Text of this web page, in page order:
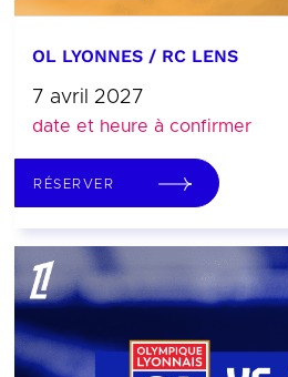
OL LYONNES / RC LENS
7 avril 2027
date et heure à confirmer
RÉSERVER